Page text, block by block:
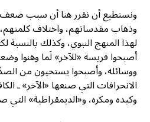
ونستطيع أن نقرر هنا أن سبب ضعف
وذهاب مقدساتهم، واختلاف
لهذا المنهج النبوي، وكذلك بالنسبة
أصبحوا فريسة «للآخر» لَما وهنوا
ووسائله، وأصبحوا يستحيون من
الانحرافات التي صنعها «الآخر» ـ
وكيده ومكره، و«الديمقراطية» التي